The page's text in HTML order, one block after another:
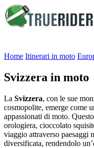
Home Itinerari in moto
Svizzera in moto
La Svizzera, con le sue
cosmopolite, emerge come
appassionati di moto.
orologiera, cioccolato
viaggio attraverso paesaggi
diversificata, rendendolo